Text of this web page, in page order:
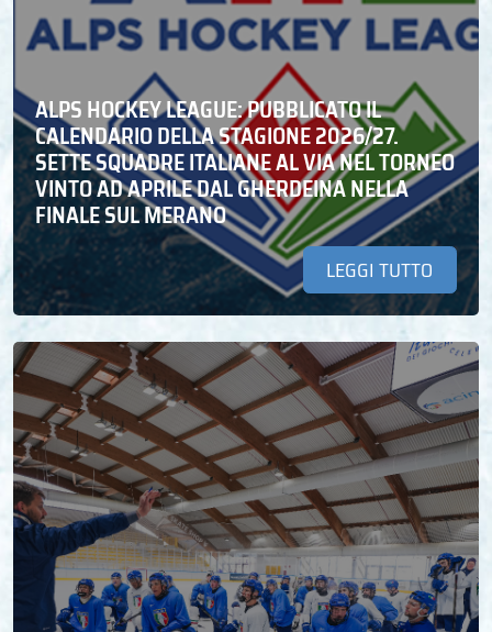
ALPS HOCKEY LEAGUE: PUBBLICATO IL
CALENDARIO DELLA STAGIONE 2026/27.
SETTE SQUADRE ITALIANE AL VIA NEL TORNEO
VINTO AD APRILE DAL GHERDEINA NELLA
FINALE SUL MERANO
LEGGI TUTTO